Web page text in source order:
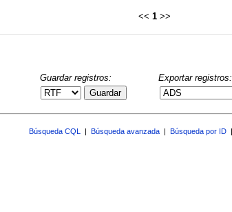
<< 1 >>
Guardar registros:
Guardar
Exportar registros:
Búsqueda CQL Búsqueda avanzada Búsqueda por ID